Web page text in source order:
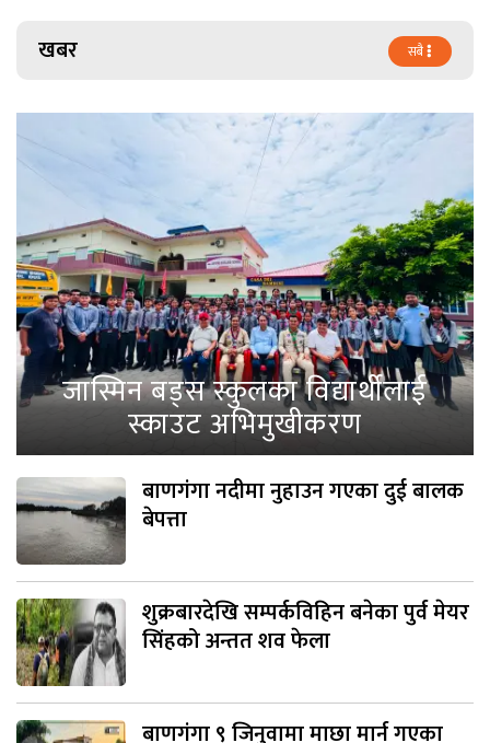
खबर सबै
जास्मिन बड्स स्कुलका विद्यार्थीलाई
स्काउट अभिमुखीकरण
बाणगंगा नदीमा नुहाउन गएका दुई बालक
बेपत्ता
शुक्रबारदेखि सम्पर्कविहिन बनेका पुर्व मेयर
सिंहको अन्तत शव फेला
बाणगंगा ९ जिनुवामा माछा मार्न गएका